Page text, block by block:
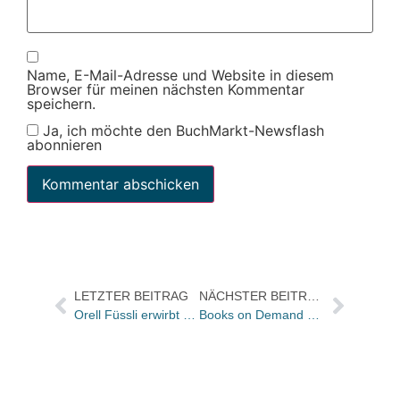
Name, E-Mail-Adresse und Website in diesem
Browser für meinen nächsten Kommentar
speichern.
Ja, ich möchte den BuchMarkt-Newsflash
abonnieren
LETZTER BEITRAG